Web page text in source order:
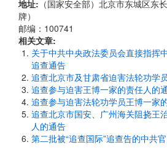
地址: （国家安全部）北京市东城区东
牌）
邮编：100741
相关文章:
关于中共中央政法委员会直接指挥
追查通告
追查北京市及甘肃省迫害法轮功学
追查参与迫害王博一家的责任人的
追查参与迫害法轮功学员王博一家
追查北京市国安、广州海关阻挠王
人的通告
第二批被“追查国际”追查告的中共